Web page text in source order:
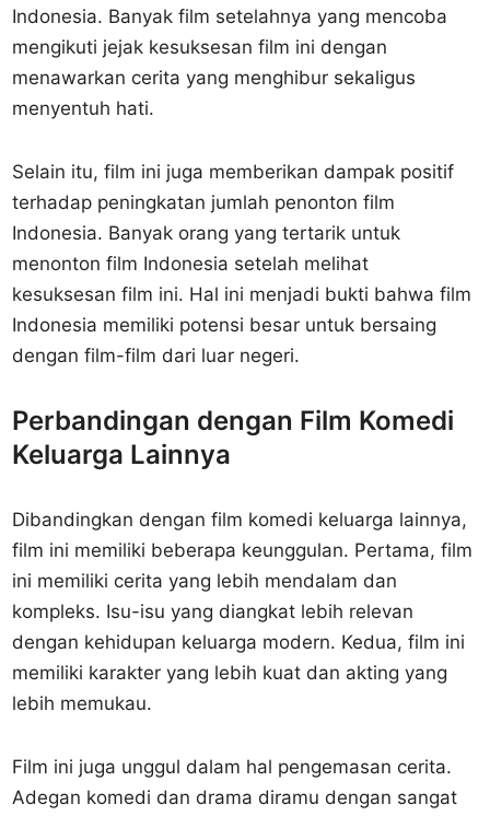
Indonesia. Banyak film setelahnya yang mencoba
mengikuti jejak kesuksesan film ini dengan
menawarkan cerita yang menghibur sekaligus
menyentuh hati.
Selain itu, film ini juga memberikan dampak positif
terhadap peningkatan jumlah penonton film
Indonesia. Banyak orang yang tertarik untuk
menonton film Indonesia setelah melihat
kesuksesan film ini. Hal ini menjadi bukti bahwa film
Indonesia memiliki potensi besar untuk bersaing
dengan film-film dari luar negeri.
Perbandingan dengan Film Komedi
Keluarga Lainnya
Dibandingkan dengan film komedi keluarga lainnya,
film ini memiliki beberapa keunggulan. Pertama, film
ini memiliki cerita yang lebih mendalam dan
kompleks. Isu-isu yang diangkat lebih relevan
dengan kehidupan keluarga modern. Kedua, film ini
memiliki karakter yang lebih kuat dan akting yang
lebih memukau.
Film ini juga unggul dalam hal pengemasan cerita.
Adegan komedi dan drama diramu dengan sangat